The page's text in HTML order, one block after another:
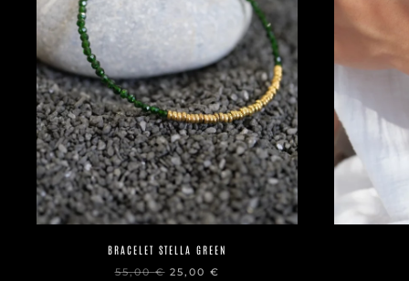
BRACELET STELLA GREEN
55,00€ LE
25,00 €